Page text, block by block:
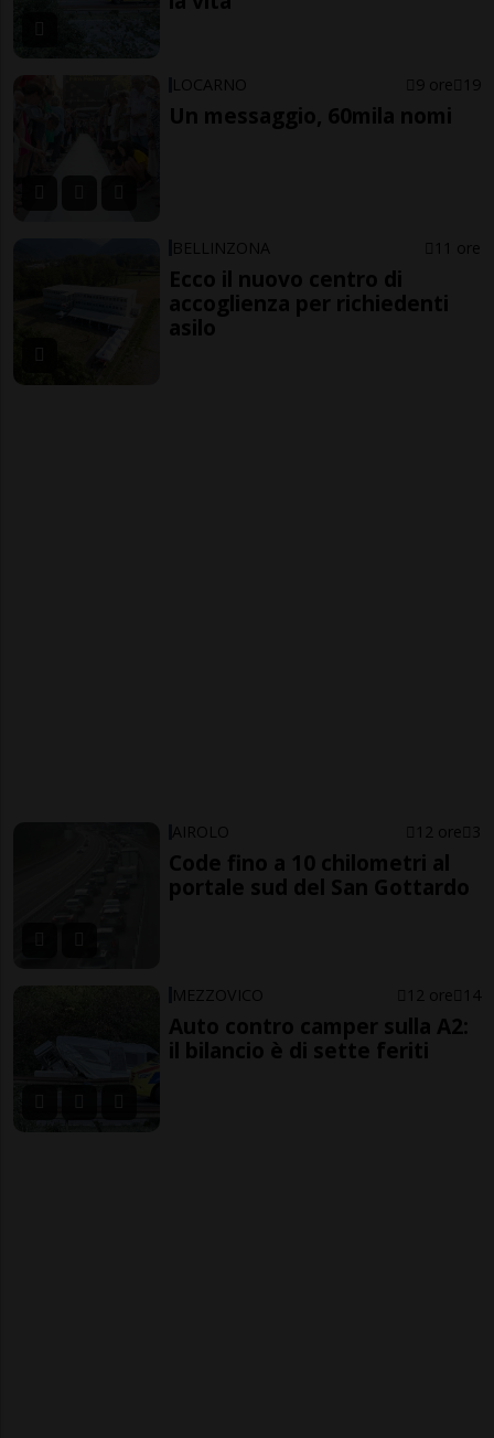
LOCARNO 9 ore 19
Un messaggio, 60mila nomi
BELLINZONA 11 ore
Ecco il nuovo centro di
accoglienza per richiedenti
asilo
AIROLO 12 ore 3
Code fino a 10 chilometri al
portale sud del San Gottardo
MEZZOVICO 12 ore 14
Auto contro camper sulla A2:
il bilancio è di sette feriti